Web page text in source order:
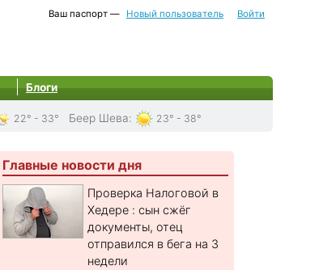
Ваш паспорт — Новый пользователь Войти
Блоги
22° - 33° Беер Шева: 23° - 38°
Главные новости дня
Проверка Налоговой в
Хедере : сын сжёг
документы, отец
отправился в бега на 3
недели